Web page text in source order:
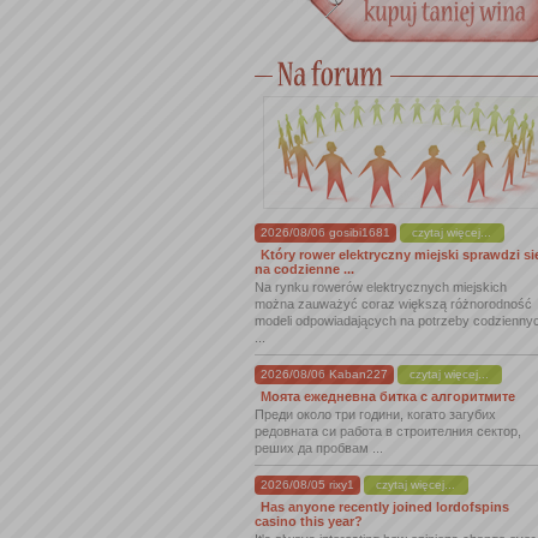
2026/08/06 gosibi1681 czytaj więcej...
Który rower elektryczny miejski sprawdzi
na codzienne ...
Na rynku rowerów elektrycznych miejskich
można zauważyć coraz większą różnorodność
modeli odpowiadających na potrzeby
2026/08/06 Kaban227 czytaj więcej...
Моята ежедневна битка с алгоритмите
Преди около три години, когато загубих
редовната си работа в строителния сектор,
реших да пробвам ...
2026/08/05 rixy1 czytaj więcej...
Has anyone recently joined lordofspins
casino this year?